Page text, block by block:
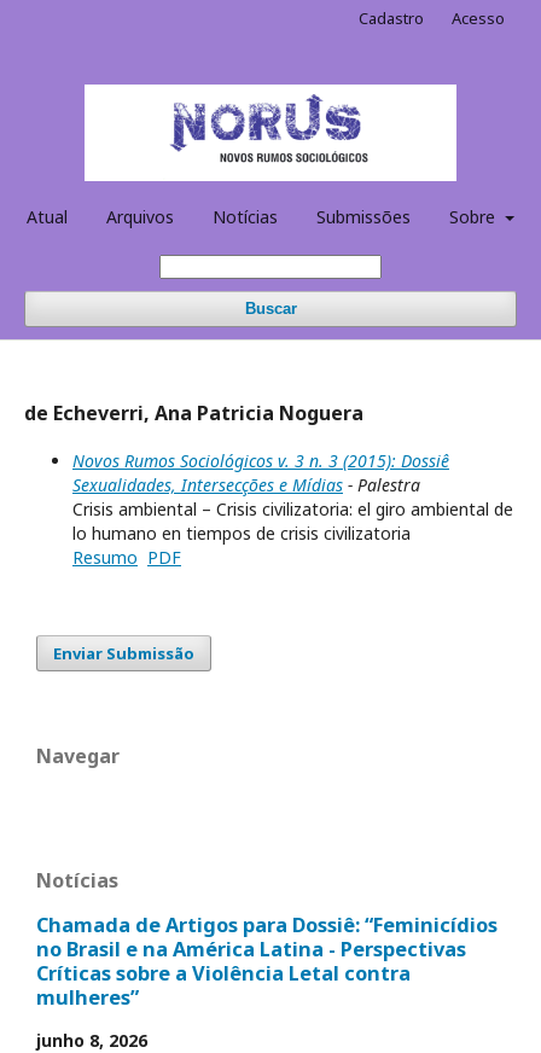
Atual Arquivos Notícias Submissões Sobre
Buscar
Cadastro Acesso
de Echeverri, Ana Patricia Noguera
Novos Rumos Sociológicos v. 3 n. 3 (2015): Dossiê
Sexualidades, Intersecções e Mídias - Palestra
Crisis ambiental – Crisis civilizatoria: el giro ambiental de
lo humano en tiempos de crisis civilizatoria
Resumo PDF
Enviar Submissão
Navegar
Notícias
Chamada de Artigos para Dossiê: “Feminicídios
no Brasil e na América Latina - Perspectivas
Críticas sobre a Violência Letal contra
mulheres”
junho 8, 2026